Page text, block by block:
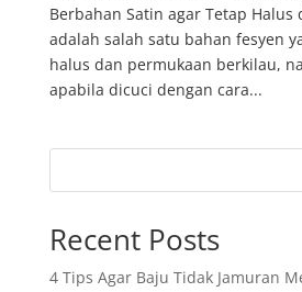
Berbahan Satin agar Tetap Halus
adalah salah satu bahan fesyen
halus dan permukaan berkilau,
apabila dicuci dengan cara...
Recent Posts
4 Tips Agar Baju Tidak Jamuran